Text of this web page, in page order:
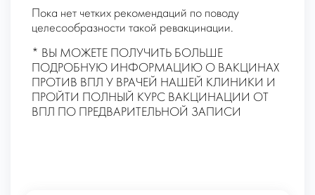
Пока нет четких рекомендаций по поводу
целесообразности такой ревакцинации.
* ВЫ МОЖЕТЕ ПОЛУЧИТЬ БОЛЬШЕ
ПОДРОБНУЮ ИНФОРМАЦИЮ О ВАКЦИНАХ
ПРОТИВ ВПЛ У ВРАЧЕЙ НАШЕЙ КЛИНИКИ И
ПРОЙТИ ПОЛНЫЙ КУРС ВАКЦИНАЦИИ ОТ
ВПЛ ПО ПРЕДВАРИТЕЛЬНОЙ ЗАПИСИ